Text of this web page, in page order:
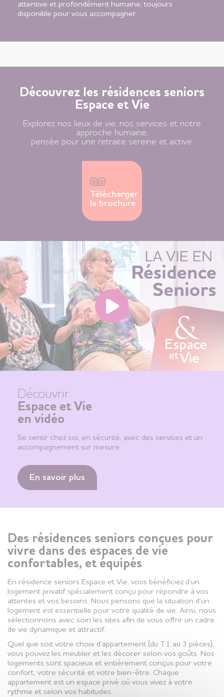
attentive et profondément humaine, toujours
disponible pour vous accompagner.
Découvrez les résidences seniors
Espace et Vie
Explorez nos lieux de vie, nos services et notre
approche humaine,
pensée pour une retraite sereine et active.
Télécharger
la brochure
Découvrir
Espace et Vie
en vidéo
Se sentir chez soi, en sécurité, avec des services et un
accompagnement sur mesure.
En savoir plus
Des résidences seniors conçues pour
vivre dans des espaces de vie
confortables, et équipés
En résidence seniors Espace et Vie, vous bénéficiez d’un
logement privatif spécialement conçu pour répondre à vos
attentes et vos besoins. Nous pensons que la situation d’un
logement est essentielle pour votre qualité de vie. Ainsi, nous
sélectionnons avec soin les sites afin de vous offrir un cadre
de vie dynamique et attractif.
Quel que soit votre choix d’appartement (du T1 au 3 pièces),
vous pouvez les meubler et les décorer selon vos goûts. Nos
logements sont spacieux et entièrement conçus pour votre
confort, votre sécurité et votre bien-être. Chaque
appartement est un espace privé où vous vivez à votre
rythme et selon vos habitudes.